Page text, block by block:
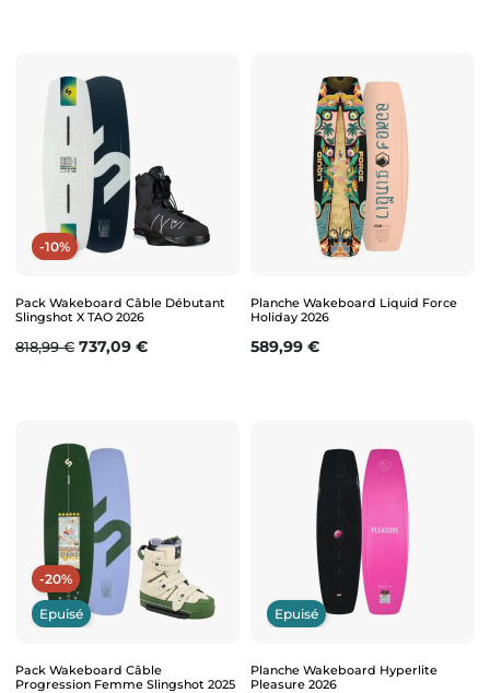
-10%
Pack Wakeboard Câble Débutant
Slingshot X TAO 2026
Prix de base
818,99 € Prix
737,09 €
Planche Wakeboard Liquid Force
Holiday 2026
Prix
589,99 €
-20%
Epuisé
Pack Wakeboard Câble
Progression Femme Slingshot 2025
Epuisé
Planche Wakeboard Hyperlite
Pleasure 2026